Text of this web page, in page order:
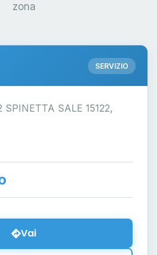
zona
SERVIZIO
SPINETTA SALE 15122,
Vai